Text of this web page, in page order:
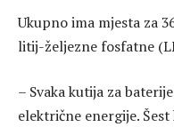
Ukupno ima mjesta za
litij-željezne fosfatne
– Svaka kutija za
električne energije.